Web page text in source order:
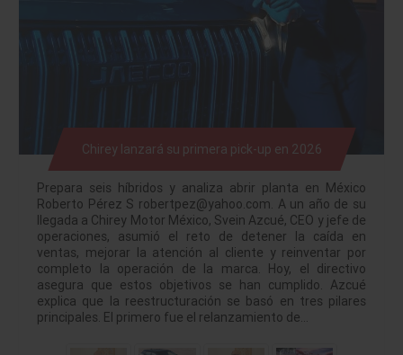
Chirey lanzará su primera pick-up en 2026
Prepara seis híbridos y analiza abrir planta en México
Roberto Pérez S robertpez@yahoo.com. A un año de su
llegada a Chirey Motor México, Svein Azcué, CEO y jefe de
operaciones, asumió el reto de detener la caída en
ventas, mejorar la atención al cliente y reinventar por
completo la operación de la marca. Hoy, el directivo
asegura que estos objetivos se han cumplido. Azcué
explica que la reestructuración se basó en tres pilares
principales. El primero fue el relanzamiento de…